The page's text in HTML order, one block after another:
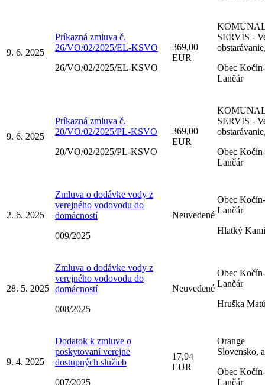
9. 6. 2025
Príkazná zmluva č.
26/VO/02/2025/EL-KSVO
26/VO/02/2025/EL-KSVO
369,00
EUR
SERVIS -
Obec Kočín-
Lančár
9. 6. 2025
Príkazná zmluva č.
20/VO/02/2025/PL-KSVO
20/VO/02/2025/PL-KSVO
369,00
EUR
SERVIS -
Obec Kočín-
Lančár
2. 6. 2025
Zmluva o dodávke vody z
verejného vodovodu do
domácností
009/2025
Neuvedené
Obec Kočín-
Lančár
Hlatký
28. 5. 2025
Zmluva o dodávke vody z
verejného vodovodu do
domácností
008/2025
Neuvedené
Obec Kočín-
Lančár
Hruška
9. 4. 2025
Dodatok k zmluve o
poskytovaní verejne
dostupných služieb
007/2025
17,94
EUR
Orange
Slovensko,
Obec Kočín-
Lančár